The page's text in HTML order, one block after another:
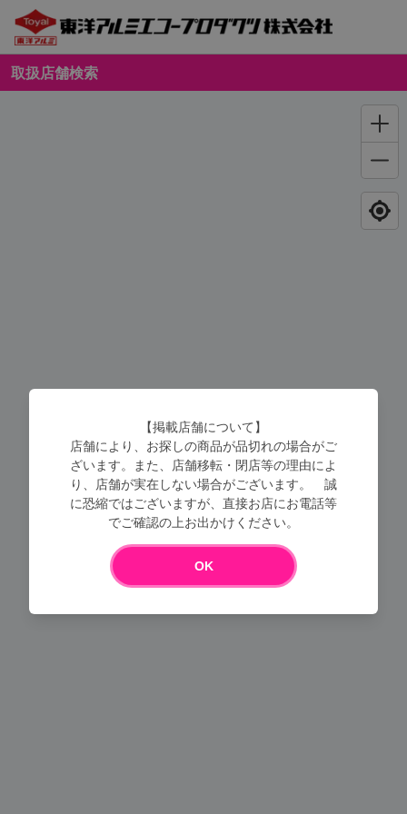
取扱店舗検索
Loading...
【掲載店舗について】
店舗により、お探しの商品が品切れの場合がご
ざいます。また、店舗移転・閉店等の理由によ
り、店舗が実在しない場合がございます。 誠
に恐縮ではございますが、直接お店にお電話等
でご確認の上お出かけください。
OK